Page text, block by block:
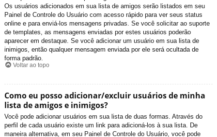
Os usuários adicionados em sua lista de amigos serão listados em seu
Painel de Controle do Usuário com acesso rápido para ver seus status
online e para enviá-los mensagens privadas. Se você solicitar ao suporte
de templates, as mensagens enviadas por estes usuários poderão
aparecer em destaque. Se você adicionar um usuário em sua lista de
inimigos, então qualquer mensagem enviada por ele será ocultada de
forma padrão.
Voltar ao topo
Como eu posso adicionar/excluir usuários de minha
lista de amigos e inimigos?
Você pode adicionar usuários em sua lista de duas formas. Através do
perfil de cada usuário existe um link para adicioná-los à sua lista. De
maneira alternativa, em seu Painel de Controle do Usuário, você pode